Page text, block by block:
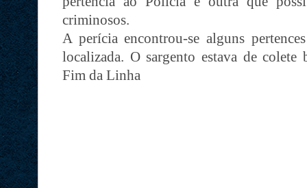
criminosos.
A perícia encontrou-se alguns
localizada. O sargento estava de colete
Fim da Linha